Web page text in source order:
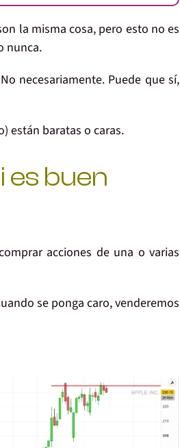
la misma cosa, pero esto no es
nunca.
necesariamente. Puede que sí,
están baratas o caras.
es buen
acciones de una o varias
se ponga caro, venderemos